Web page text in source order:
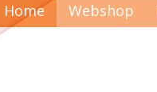
Home Webshop